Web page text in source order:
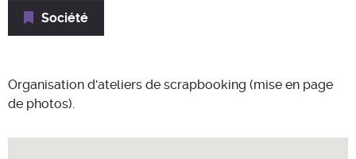
Société
Organisation d'ateliers de scrapbooking (mise en page
de photos).